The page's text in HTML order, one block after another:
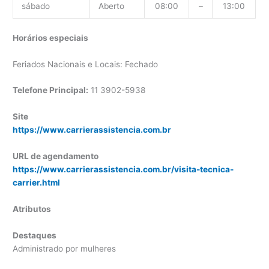
sábado Aberto 08:00 – 13:00
Horários especiais
Feriados Nacionais e Locais: Fechado
Telefone Principal: 11 3902-5938
Site
https://www.carrierassistencia.com.br
URL de agendamento
https://www.carrierassistencia.com.br/visita-tecnica-
carrier.html
Atributos
Destaques
Administrado por mulheres